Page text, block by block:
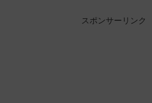
スポンサーリンク